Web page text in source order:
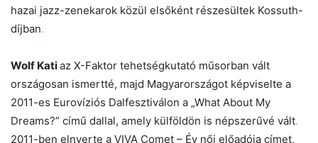
hazai jazz-zenekarok közül elsőként részesültek Kossuth-
díjban.
Wolf Katiaz X-Faktor tehetségkutató műsorban vált
országosan ismertté, majd Magyarországot képviselte a
2011-es Eurovíziós Dalfesztiválon a „What About My
Dreams?” című dallal, amely külföldön is népszerűvé vált.
2011-ben elnyerte a VIVA Comet – Év női előadója címet,